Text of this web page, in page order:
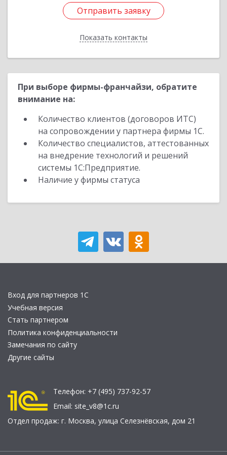
Отправить заявку
Показать контакты
Отправить заявку
Назад
При выборе фирмы-франчайзи, обратите
внимание на:
Количество клиентов (договоров ИТС)
на сопровождении у партнера фирмы 1С.
Количество специалистов, аттестованных
на внедрение технологий и решений
системы 1С:Предприятие.
Наличие у фирмы статуса
Вход для партнеров 1С
Учебная версия
Стать партнером
Политика конфиденциальности
Замечания по сайту
Другие сайты
Телефон: +7 (495) 737-92-57
Email: site_v8@1c.ru
Отдел продаж: г. Москва, улица Селезнёвская, дом 21